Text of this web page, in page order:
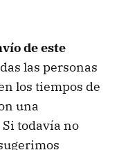
de este
las personas
los tiempos de
una
Si todavía no